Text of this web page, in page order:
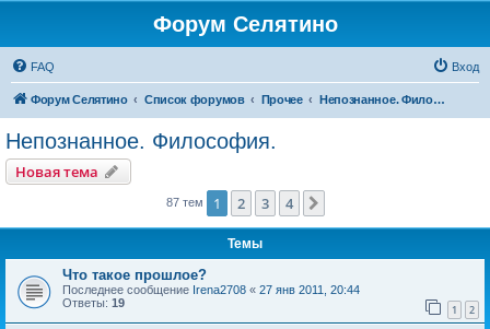
Форум Селятино
FAQ Вход
Форум Селятино Список форумов Прочее Непознанное. Философия.
Непознанное. Философия.
Новая тема
87 тем 1 2 3 4
Темы
Что такое прошлое?
Последнее сообщение Irena2708 « 27 янв 2011, 20:44
Ответы: 19 1 2